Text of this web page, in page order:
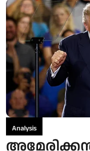
Analysis
അമേരിക്കൻ